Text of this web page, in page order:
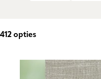
412 opties